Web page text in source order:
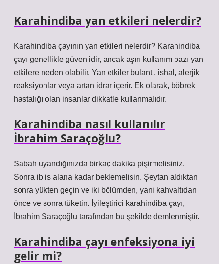
Karahindiba yan etkileri nelerdir?
Karahindiba çayının yan etkileri nelerdir? Karahindiba
çayı genellikle güvenlidir, ancak aşırı kullanım bazı yan
etkilere neden olabilir. Yan etkiler bulantı, ishal, alerjik
reaksiyonlar veya artan idrar içerir. Ek olarak, böbrek
hastalığı olan insanlar dikkatle kullanmalıdır.
Karahindiba nasıl kullanılır
İbrahim Saraçoğlu?
Sabah uyandığınızda birkaç dakika pişirmelisiniz.
Sonra iblis alana kadar beklemelisin. Şeytan aldıktan
sonra yükten geçin ve iki bölümden, yani kahvaltıdan
önce ve sonra tüketin. İyileştirici karahindiba çayı,
İbrahim Saraçoğlu tarafından bu şekilde demlenmiştir.
Karahindiba çayı enfeksiyona iyi
gelir mi?